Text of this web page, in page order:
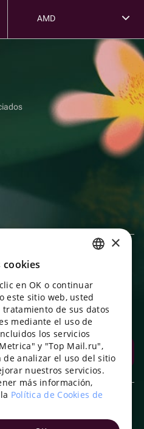
AMD
práctica.
más bonos por compras y
la aplicación
ENGLISH
UKRAINIAN
PORTUGUESE
SPANISH
HUNGARIAN
ITALIAN
×
cookies
en OK o continuar
este sitio web, usted
tratamiento de sus datos
mediante el uso de
los servicios
y "Top Mail.ru",
de analizar el uso del sitio
nuestros servicios.
más información,
Política de Cookies de